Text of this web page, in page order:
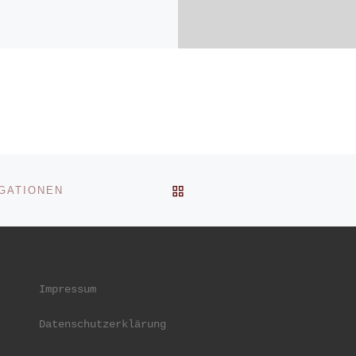
Impressum
Datenschutzerklärung